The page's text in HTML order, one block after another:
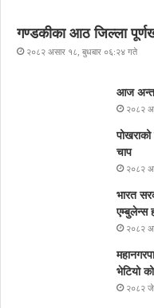
गण्डकीका आठ जिल्ला
२०८२ असार १८, बुधबार ०६:२४ गते
आज
२०८२
पोखराको
चाप
२०८२
भारत
एम्बुलेन्स
२०८२
भेटियो
२०८२